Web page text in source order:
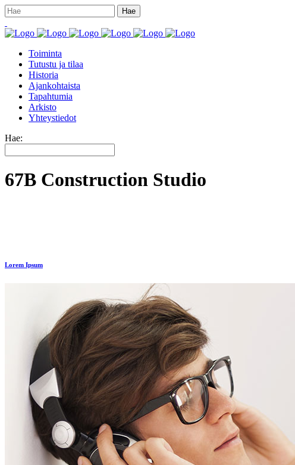
Toiminta
Tutustu ja tilaa
Historia
Ajankohtaista
Tapahtumia
Arkisto
Yhteystiedot
Hae:
67B Construction Studio
Lorem Ipsum